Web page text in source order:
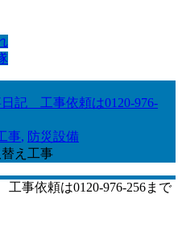
記 工事依頼は0120-976-
事, 防災設備
え工事
事依頼は0120-976-256まで